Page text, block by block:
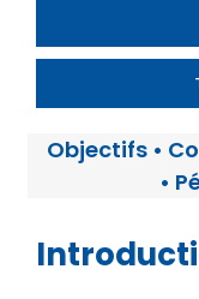
Objectifs •
•